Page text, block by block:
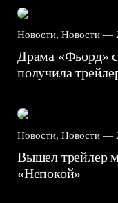
Новости, Новости —
Драма «Фьорд»
получила
Новости, Новости —
Вышел трейлер
«Непокой»